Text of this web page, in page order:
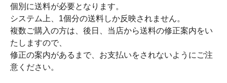
個別に送料が必要となります。
システム上、1個分の送料しか反映されません。
複数ご購入の方は、後日、当店から送料の修正案内をい
たしますので、
修正の案内があるまで、お支払いをされないようにご注
意ください。